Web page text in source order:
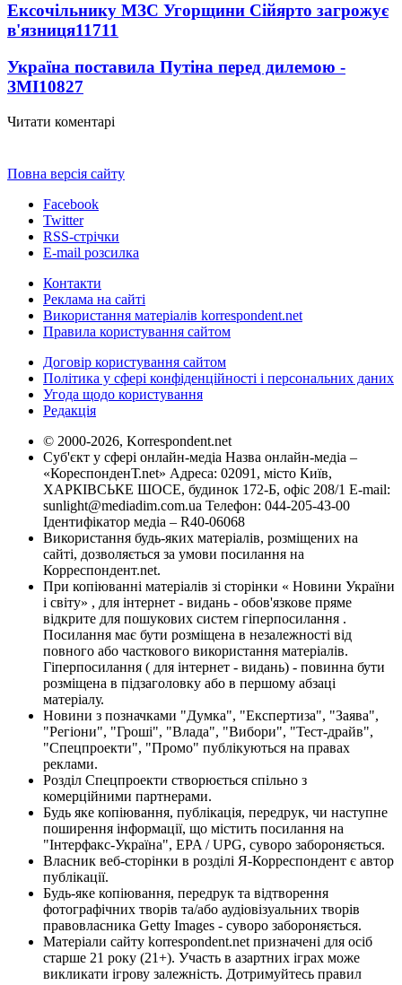
Ексочільнику МЗС Угорщини Сійярто загрожує
в'язниця11711
Україна поставила Путіна перед дилемою -
ЗМІ10827
Читати коментарі
Повна версія сайту
Facebook
Twitter
RSS-стрічки
E-mail розсилка
Контакти
Реклама на сайті
Використання матеріалів korrespondent.net
Правила користування сайтом
Договір користування сайтом
Політика у сфері конфіденційності і персональних даних
Угода щодо користування
Редакція
© 2000-2026, Korrespondent.net
Суб'єкт у сфері онлайн-медіа Назва онлайн-медіа –
«КореспонденТ.net» Адреса: 02091, місто Київ,
ХАРКІВСЬКЕ ШОСЕ, будинок 172-Б, офіс 208/1 E-mail:
sunlight@mediadim.com.ua Телефон: 044-205-43-00
Ідентифікатор медіа – R40-06068
Використання будь-яких матеріалів, розміщених на
сайті, дозволяється за умови посилання на
Корреспондент.net.
При копіюванні матеріалів зі сторінки « Новини України
і світу» , для інтернет - видань - обов'язкове пряме
відкрите для пошукових систем гіперпосилання .
Посилання має бути розміщена в незалежності від
повного або часткового використання матеріалів.
Гіперпосилання ( для інтернет - видань) - повинна бути
розміщена в підзаголовку або в першому абзаці
матеріалу.
Новини з позначками "Думка", "Експертиза", "Заява",
"Регіони", "Гроші", "Влада", "Вибори", "Тест-драйв",
"Спецпроекти", "Промо" публікуються на правах
реклами.
Розділ Спецпроекти створюється спільно з
комерційними партнерами.
Будь яке копіювання, публікація, передрук, чи наступне
поширення інформації, що містить посилання на
"Інтерфакс-Україна", EPA / UPG, суворо забороняється.
Власник веб-сторінки в розділі Я-Корреспондент є автор
публікації.
Будь-яке копіювання, передрук та відтворення
фотографічних творів та/або аудіовізуальних творів
правовласника Getty Images - суворо забороняється.
Матеріали сайту korrespondent.net призначені для осіб
старше 21 року (21+). Участь в азартних іграх може
викликати ігрову залежність. Дотримуйтесь правил